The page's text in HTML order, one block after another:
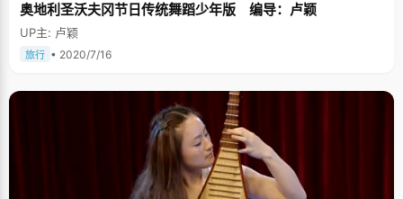
奥地利圣沃夫冈节日传统舞蹈少年版 编导：卢颖
UP主: 卢颖
旅行 • 2020/7/16